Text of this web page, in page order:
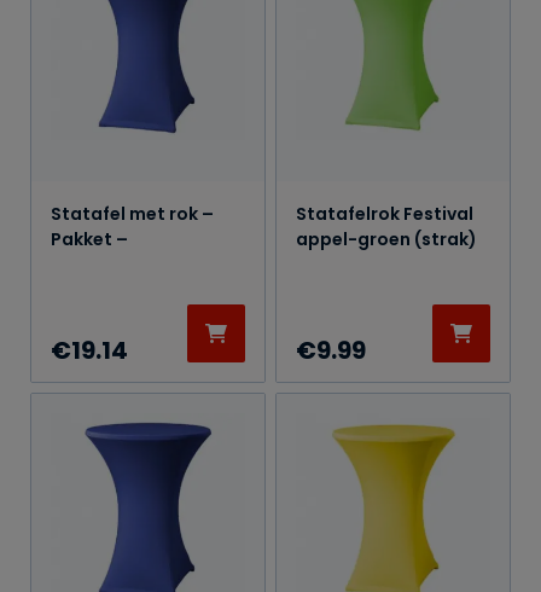
Statafel met rok –
Pakket –
€19.14
Statafelrok Festival
appel-groen (strak)
€9.99